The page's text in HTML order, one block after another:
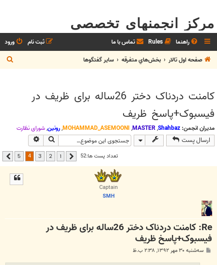
مرکز انجمنهای تخصصی
راهنما Rules تماس با ما ورود
ثبت نام
صفحه اول تالار
بخش‌‌هاي متفرقه ساير گفتگوها
ج
س
کامنت دردناک دختر 26ساله برای ظریف در
فیسبوک+پاسخ ظریف
مدیران انجمن: Shahbaz
,
MASTER
,
MOHAMMAD_ASEMOONI
,رونین,شوراي نظارت
ارسال پست جستجو
تعداد پست ها:52 قبلی 2
3
4
5 بعدی
Captain
SMH
Re: کامنت دردناک دختر 26ساله برای ظریف در
فیسبوک+پاسخ ظریف
پ سه‌شنبه ۳۰ مهر ۱۳۹۲, ۲:۳۸ ب.ظ